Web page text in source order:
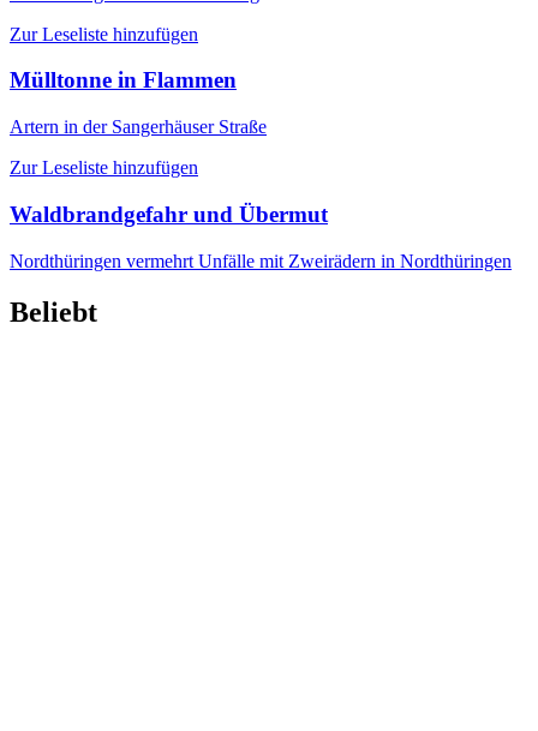
Zur Leseliste hinzufügen
Mülltonne in Flammen
Artern in der Sangerhäuser Straße
Zur Leseliste hinzufügen
Waldbrandgefahr und Übermut
Nordthüringen vermehrt Unfälle mit Zweirädern in Nordthüringen
Beliebt